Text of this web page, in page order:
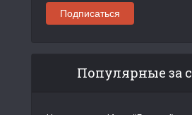
Подписаться
Популярные за